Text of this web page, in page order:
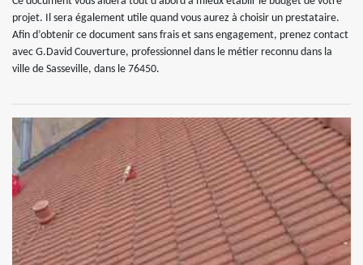
projet. Il sera également utile quand vous aurez à choisir un prestataire.
Afin d’obtenir ce document sans frais et sans engagement, prenez contact
avec G.David Couverture, professionnel dans le métier reconnu dans la
ville de Sasseville, dans le 76450.